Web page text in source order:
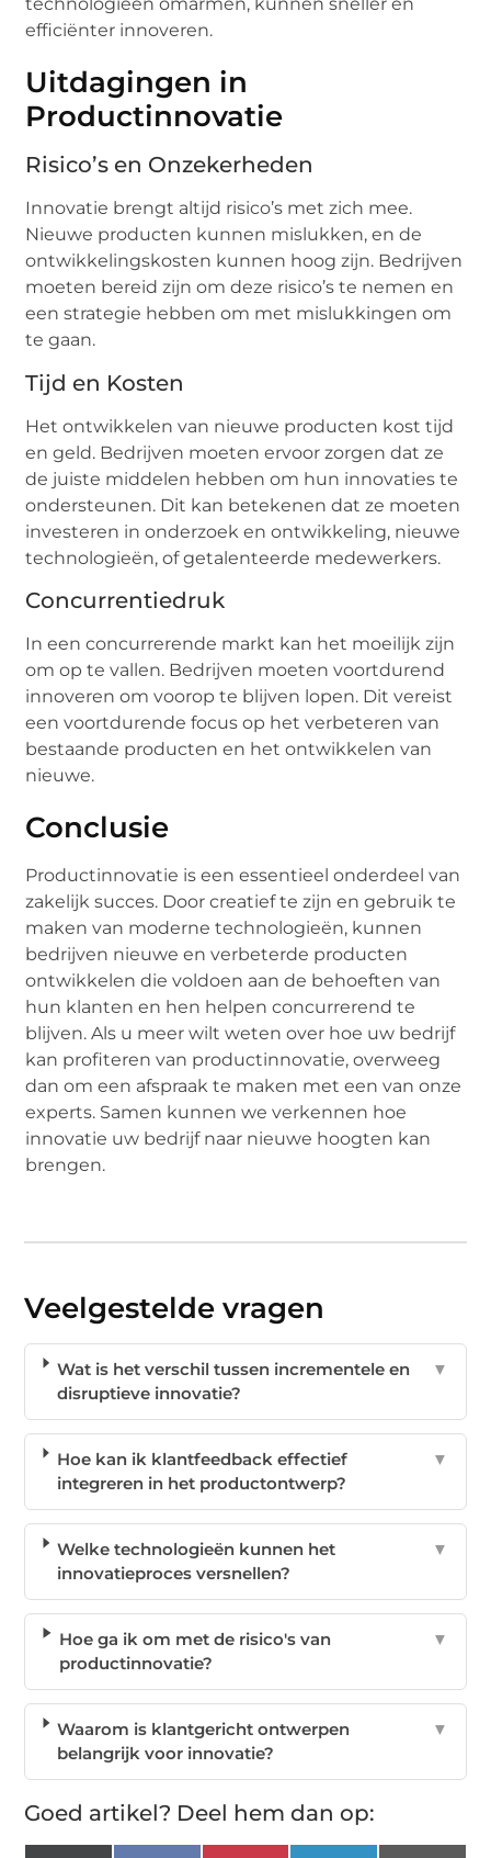
efficiënter innoveren.
Uitdagingen in
Productinnovatie
Risico’s en Onzekerheden
Innovatie brengt altijd risico’s met zich mee.
Nieuwe producten kunnen mislukken, en de
ontwikkelingskosten kunnen hoog zijn. Bedrijven
moeten bereid zijn om deze risico’s te nemen en
een strategie hebben om met mislukkingen om
te gaan.
Tijd en Kosten
Het ontwikkelen van nieuwe producten kost tijd
en geld. Bedrijven moeten ervoor zorgen dat ze
de juiste middelen hebben om hun innovaties te
ondersteunen. Dit kan betekenen dat ze moeten
investeren in onderzoek en ontwikkeling, nieuwe
technologieën, of getalenteerde medewerkers.
Concurrentiedruk
In een concurrerende markt kan het moeilijk zijn
om op te vallen. Bedrijven moeten voortdurend
innoveren om voorop te blijven lopen. Dit vereist
een voortdurende focus op het verbeteren van
bestaande producten en het ontwikkelen van
nieuwe.
Conclusie
Productinnovatie is een essentieel onderdeel van
zakelijk succes. Door creatief te zijn en gebruik te
maken van moderne technologieën, kunnen
bedrijven nieuwe en verbeterde producten
ontwikkelen die voldoen aan de behoeften van
hun klanten en hen helpen concurrerend te
blijven. Als u meer wilt weten over hoe uw bedrijf
kan profiteren van productinnovatie, overweeg
dan om een afspraak te maken met een van onze
experts. Samen kunnen we verkennen hoe
innovatie uw bedrijf naar nieuwe hoogten kan
brengen.
Veelgestelde vragen
Wat is het verschil tussen incrementele en
disruptieve innovatie?
▼
Hoe kan ik klantfeedback effectief
integreren in het productontwerp?
▼
Welke technologieën kunnen het
innovatieproces versnellen?
▼
Hoe ga ik om met de risico's van
productinnovatie?
▼
Waarom is klantgericht ontwerpen
belangrijk voor innovatie?
▼
Goed artikel? Deel hem dan op: